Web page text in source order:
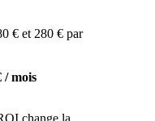
€ et 280 € par
/ mois